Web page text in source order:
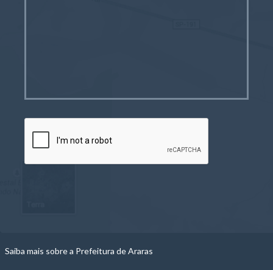
Saiba mais sobre a Prefeitura de Araras